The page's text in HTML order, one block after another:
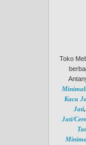
Toko
Kaca
Jati,
Jati/